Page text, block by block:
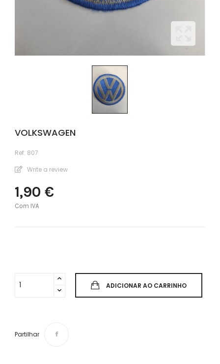
VOLKSWAGEN
Ref: 807
Write a review
1,90 €
Com IVA
ADICIONAR AO CARRINHO
Partilhar